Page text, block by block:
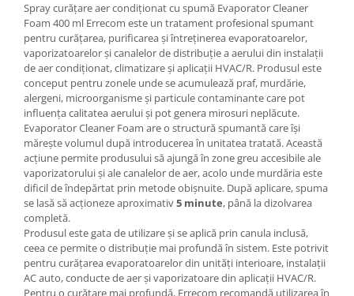
Spray curățare aer condiționat cu spumă Evaporator Cleaner
Foam 400 ml Errecom este un tratament profesional spumant
pentru curățarea, purificarea și întreținerea evaporatoarelor,
vaporizatoarelor și canalelor de distribuție a aerului din instalații
de aer condiționat, climatizare și aplicații HVAC/R. Produsul este
conceput pentru zonele unde se acumulează praf, murdărie,
alergeni, microorganisme și particule contaminante care pot
influența calitatea aerului și pot genera mirosuri neplăcute.
Evaporator Cleaner Foam are o structură spumantă care își
mărește volumul după introducerea în unitatea tratată. Această
acțiune permite produsului să ajungă în zone greu accesibile ale
vaporizatorului și ale canalelor de aer, acolo unde murdăria este
dificil de îndepărtat prin metode obișnuite. După aplicare, spuma
se lasă să acționeze aproximativ5 minute, până la dizolvarea
completă.
Produsul este gata de utilizare și se aplică prin canula inclusă,
ceea ce permite o distribuție mai profundă în sistem. Este potrivit
pentru curățarea evaporatoarelor din unități interioare, instalații
AC auto, conducte de aer și vaporizatoare din aplicații HVAC/R.
Pentru o curățare mai profundă, Errecom recomandă utilizarea în